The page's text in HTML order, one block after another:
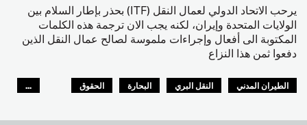
يرحب الاتحاد الدولي لعمال النقل (ITF) بحذر بإطار السلام بين
الولايات المتحدة وإيران، لكنه يجب الان ترجمة هذه الكلمات
المكتوبة الى أفعال وإجراءات ملموسة لصالح عمال النقل الذين
دفعوا ثمن هذا النزاع
الطيران المدني النقل البري البحارة
الحقوق
...